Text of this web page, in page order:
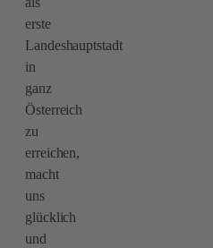
erste
Landeshauptstadt
in
ganz
Österreich
zu
erreichen,
macht
uns
glücklich
und